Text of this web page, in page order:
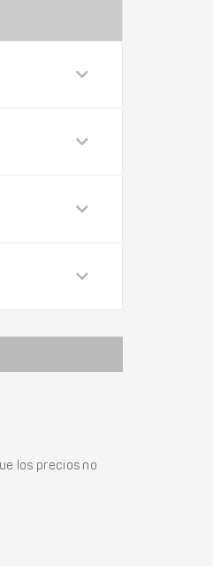
los precios no